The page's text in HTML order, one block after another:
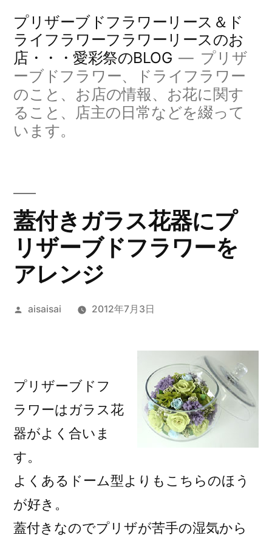
プリザーブドフラワーリース＆ド
ライフラワーフラワーリースのお
店・・・愛彩祭のBLOG
プリザ
ーブドフラワー、ドライフラワー
のこと、お店の情報、お花に関す
ること、店主の日常などを綴って
います。
蓋付きガラス花器にプ
リザーブドフラワーを
アレンジ
投
aisaisai 2012年7月3日
プリザーブドフ
ラワーはガラス花
器がよく合いま
す。
よくあるドーム型よりもこちらのほう
が好き。
蓋付きなのでプリザが苦手の湿気から